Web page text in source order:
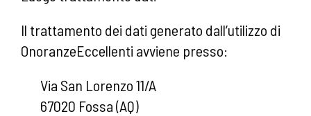
Il trattamento dei dati generato dall’utilizzo di
OnoranzeEccellenti avviene presso:
Via San Lorenzo 11/A
67020 Fossa (AQ)